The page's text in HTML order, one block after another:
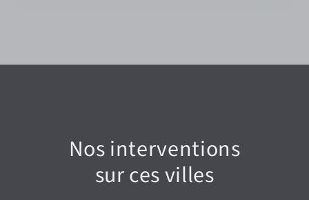
Nos interventions
sur ces villes